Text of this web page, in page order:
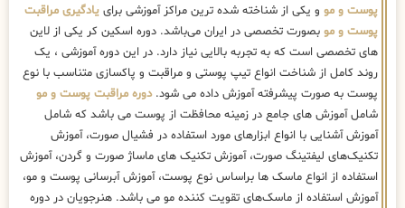
پوست و مو و یکی از شناخته شده ترین مراکز آموزشی برای یادگیری مراقبت
پوست و مو بصورت تخصصی در ایران می‌باشد. دوره اسکین کر یکی از لاین
های تخصصی است که به تجربه بالایی نیاز دارد. در این دوره آموزشی ، یک
روند کامل از شناخت انواع تیپ پوستی و مراقبت و پاکسازی متناسب با نوع
پوست به صورت پیشرفته آموزش داده می شود.دوره مراقبت پوست و مو
شامل آموزش های جامع در زمینه محافظت از پوست می باشد که شامل
آموزش آشنایی با انواع ابزارهای مورد استفاده در فشیال صورت، آموزش
تکنیک‌های لیفتینگ صورت، آموزش تکنیک های ماساژ صورت و گردن، آموزش
استفاده از انواع ماسک ها براساس نوع پوست، آموزش آبرسانی پوست و مو،
آموزش استفاده از ماسک‌های تقویت کننده مو می باشد. هنرجویان در دوره